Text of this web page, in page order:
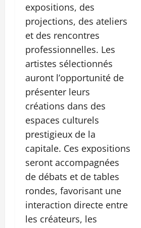
expositions, des
projections, des ateliers
et des rencontres
professionnelles. Les
artistes sélectionnés
auront l’opportunité de
présenter leurs
créations dans des
espaces culturels
prestigieux de la
capitale. Ces expositions
seront accompagnées
de débats et de tables
rondes, favorisant une
interaction directe entre
les créateurs, les